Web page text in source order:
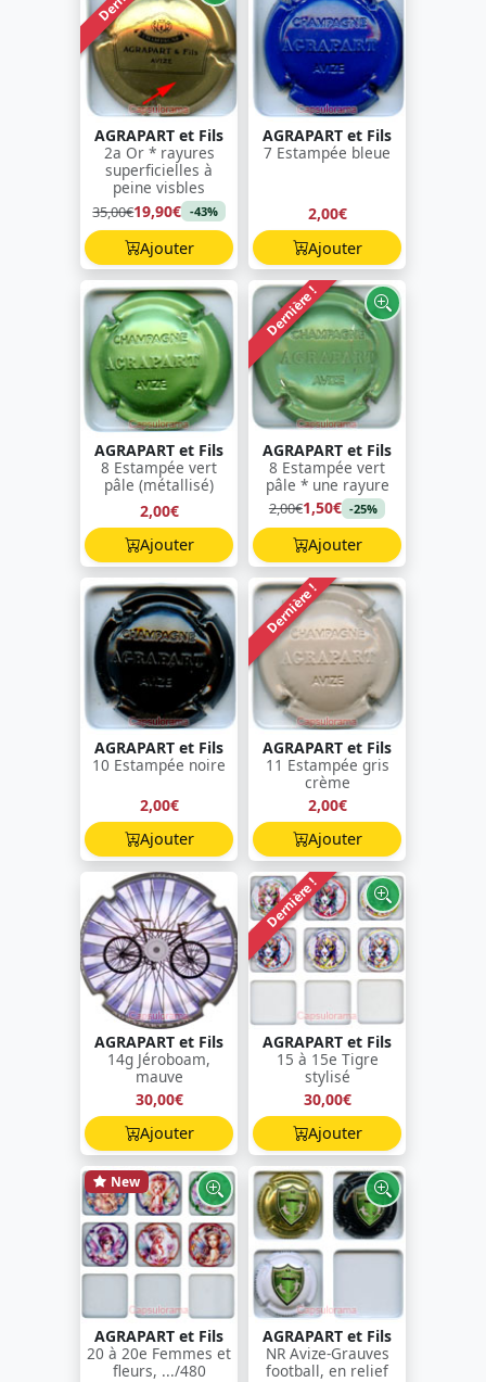
AGRAPART et Fils
2a Or * rayures
superficielles à
peine visbles
35,00€19,90€ -43%
Ajouter
AGRAPART et Fils
7 Estampée bleue
2,00€
Ajouter
AGRAPART et Fils
8 Estampée vert
pâle (métallisé)
2,00€
Ajouter
Dernière !
AGRAPART et Fils
8 Estampée vert
pâle * une rayure
2,00€1,50€ -25%
Ajouter
AGRAPART et Fils
10 Estampée noire
2,00€
Ajouter
Dernière !
AGRAPART et Fils
11 Estampée gris
crème
2,00€
Ajouter
AGRAPART et Fils
14g Jéroboam,
mauve
30,00€
Ajouter
Dernière !
AGRAPART et Fils
15 à 15e Tigre
stylisé
30,00€
Ajouter
New
AGRAPART et Fils
20 à 20e Femmes et
fleurs, .../480
AGRAPART et Fils
NR Avize-Grauves
football, en relief